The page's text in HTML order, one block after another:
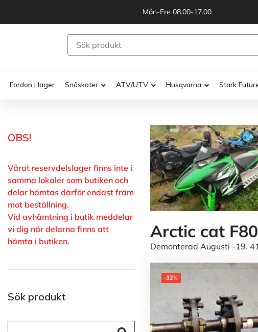
Mån-Fre 08.00-17.00
Fordon i lager Snöskoter ATV/UTV Husqvarna Stark
OBS!
Vårat reservdelslager finns inte i
samma lokaler som butiken och
delar hämtas därför endast fram
mot beställning.
Vid avhämtning i butik meddelar
vi dig när delarna finns att
hämta i butiken.
Sök produkt
Arctic cat
Demonterad Augusti -19.
-32%